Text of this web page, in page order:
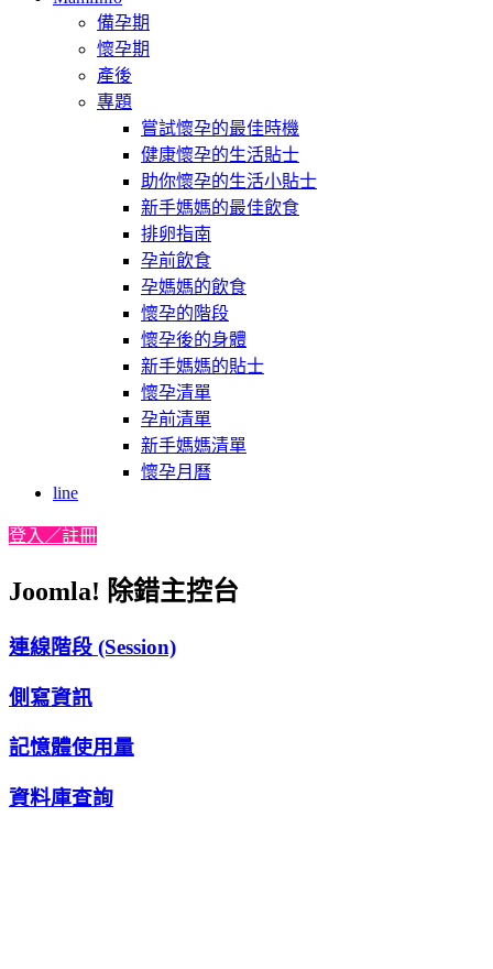
備孕期
懷孕期
產後
專題
嘗試懷孕的最佳時機
健康懷孕的生活貼士
助你懷孕的生活小貼士
新手媽媽的最佳飲食
排卵指南
孕前飲食
孕媽媽的飲食
懷孕的階段
懷孕後的身體
新手媽媽的貼士
懷孕清單
孕前清單
新手媽媽清單
懷孕月曆
line
登入／註冊
Joomla! 除錯主控台
連線階段 (Session)
側寫資訊
記憶體使用量
資料庫查詢